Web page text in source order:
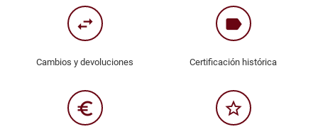
swap_horiz
Cambios y devoluciones
label
Certificación histórica
euro_symbol star_border